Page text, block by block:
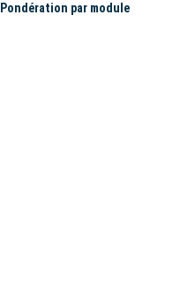
Pondération par module